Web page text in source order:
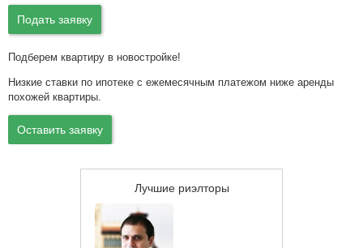
Подать заявку
Подберем квартиру в новостройке!
Низкие ставки по ипотеке с ежемесячным платежом ниже аренды
похожей квартиры.
Оставить заявку
Лучшие риэлторы